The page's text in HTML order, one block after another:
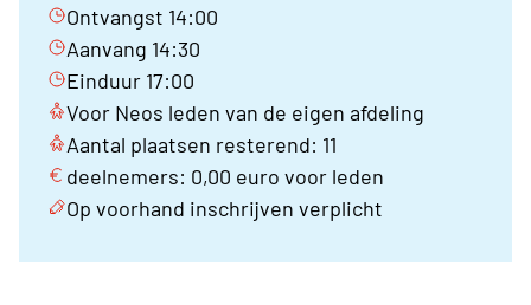
Ontvangst 14:00
Aanvang 14:30
Einduur 17:00
Voor Neos leden van de eigen afdeling
Aantal plaatsen resterend: 11
deelnemers: 0,00 euro voor leden
Op voorhand inschrijven verplicht